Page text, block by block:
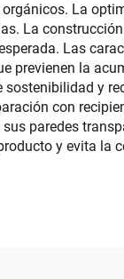
La
La
Las
previenen la
y
con
paredes
y evita